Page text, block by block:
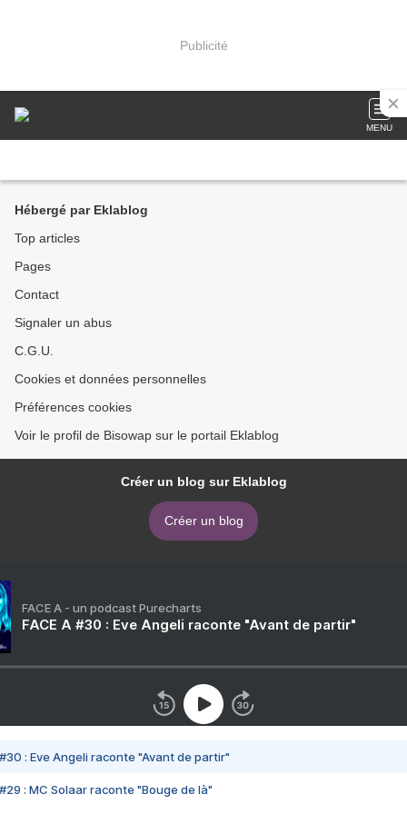
Publicité
MENU
Hébergé par Eklablog
Top articles
Pages
Contact
Signaler un abus
C.G.U.
Cookies et données personnelles
Préférences cookies
Voir le profil de Bisowap sur le portail Eklablog
Créer un blog sur Eklablog
Créer un blog
FACE A - un podcast Purecharts
FACE A #30 : Eve Angeli raconte "Avant de partir"
#30 : Eve Angeli raconte "Avant de partir"
#29 : MC Solaar raconte "Bouge de là"